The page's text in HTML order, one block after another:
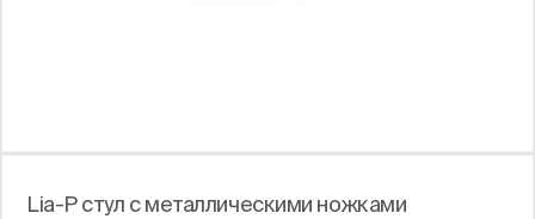
Lia-P стул с металлическими ножками